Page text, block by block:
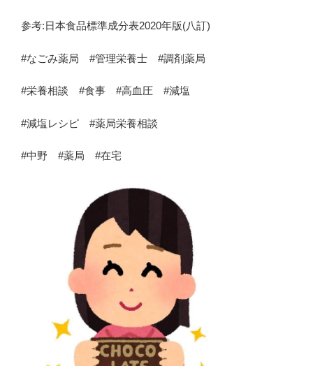
参考:日本食品標準成分表2020年版(八訂)
#なごみ薬局 #管理栄養士 #調剤薬局
#栄養相談 #食事 #高血圧 #減塩
#減塩レシピ #薬局栄養相談
#中野 #薬局 #在宅